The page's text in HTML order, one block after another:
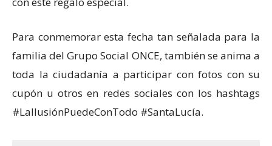
Para conmemorar esta fecha tan señalada para la
familia del Grupo Social ONCE, también se anima a
toda la ciudadanía a participar con fotos con su
cupón u otros en redes sociales con los hashtags
#LaIlusiónPuedeConTodo #SantaLucía.